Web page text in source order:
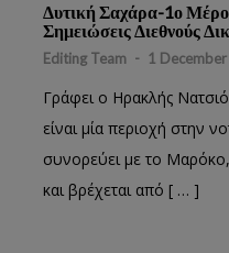
Δυτική Σαχάρα-1ο
Σημειώσεις Διεθνούς
Editing Team - 1
Γράφει ο Ηρακλής
είναι μία περιοχή στην
συνορεύει με το
και βρέχεται από [ … ]